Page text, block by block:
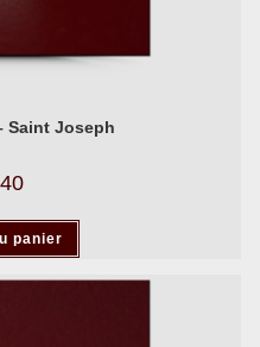
Saint Joseph
panier